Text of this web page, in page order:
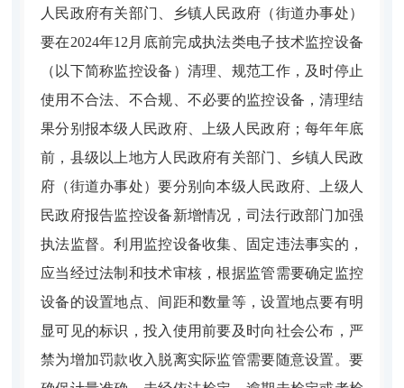
人民政府有关部门、乡镇人民政府（街道办事处）
要在2024年12月底前完成执法类电子技术监控设备
（以下简称监控设备）清理、规范工作，及时停止
使用不合法、不合规、不必要的监控设备，清理结
果分别报本级人民政府、上级人民政府；每年年底
前，县级以上地方人民政府有关部门、乡镇人民政
府（街道办事处）要分别向本级人民政府、上级人
民政府报告监控设备新增情况，司法行政部门加强
执法监督。利用监控设备收集、固定违法事实的，
应当经过法制和技术审核，根据监管需要确定监控
设备的设置地点、间距和数量等，设置地点要有明
显可见的标识，投入使用前要及时向社会公布，严
禁为增加罚款收入脱离实际监管需要随意设置。要